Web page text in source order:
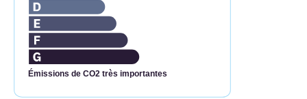
Émissions de CO2 très importantes